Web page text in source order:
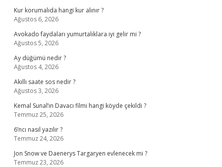
Kur korumalıda hangi kur alınır ?
Ağustos 6, 2026
Avokado faydaları yumurtalıklara iyi gelir mi ?
Ağustos 5, 2026
Ay düğümü nedir ?
Ağustos 4, 2026
Akıllı saate sos nedir ?
Ağustos 3, 2026
Kemal Sunal’ın Davacı filmi hangi köyde çekildi ?
Temmuz 25, 2026
6’ncı nasıl yazılır ?
Temmuz 24, 2026
Jon Snow ve Daenerys Targaryen evlenecek mi ?
Temmuz 23, 2026